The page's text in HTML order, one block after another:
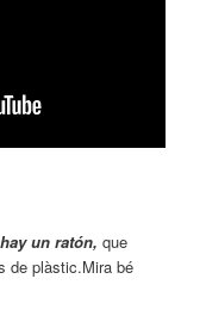
un ratón,que
de plàstic.Mira bé